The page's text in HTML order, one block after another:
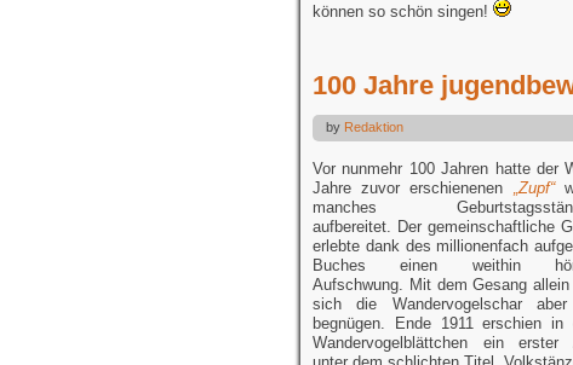
können so schön singen!
100 Jahre
by Redaktion
Vor nunmehr 100 Jahren hatte der
Jahre zuvor erschienenen „Zupf“
manches
aufbereitet. Der gemeinschaftliche
erlebte dank des millionenfach
Buches einen weithin
Aufschwung. Mit dem Gesang
sich die Wandervogelschar
begnügen. Ende 1911 erschien in
Wandervogelblättchen ein erster